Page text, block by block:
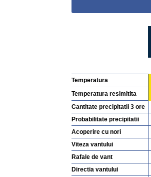
Temperatura
Temperatura resimitita
Cantitate precipitatii 3 ore
Probabilitate precipitatii
Acoperire cu nori
Viteza vantului
Rafale de vant
Directia vantului